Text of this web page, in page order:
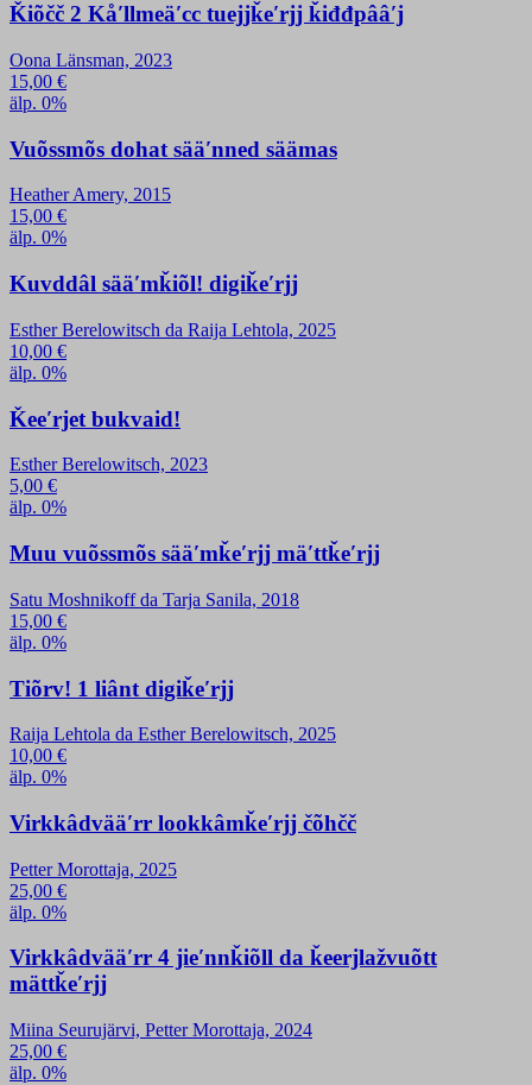
Ǩiõčč 2 Kåʹllmeäʹcc tuejjǩeʹrjj ǩiđđpââʹj
Oona Länsman, 2023
15,00 €
älp. 0%
Vuõssmõs dohat sääʹnned säämas
Heather Amery, 2015
15,00 €
älp. 0%
Kuvddâl sääʹmǩiõl! digiǩeʹrjj
Esther Berelowitsch da Raija Lehtola, 2025
10,00 €
älp. 0%
Ǩeeʹrjet bukvaid!
Esther Berelowitsch, 2023
5,00 €
älp. 0%
Muu vuõssmõs sääʹmǩeʹrjj mäʹttǩeʹrjj
Satu Moshnikoff da Tarja Sanila, 2018
15,00 €
älp. 0%
Tiõrv! 1 liânt digiǩeʹrjj
Raija Lehtola da Esther Berelowitsch, 2025
10,00 €
älp. 0%
Virkkâdvääʹrr lookkâmǩeʹrjj čõhčč
Petter Morottaja, 2025
25,00 €
älp. 0%
Virkkâdvääʹrr 4 jieʹnnǩiõll da ǩeerjlažvuõtt
mättǩeʹrjj
Miina Seurujärvi, Petter Morottaja, 2024
25,00 €
älp. 0%